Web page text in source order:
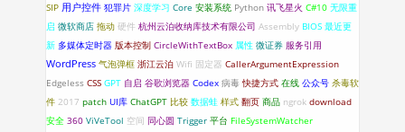
SIP 用户控件 犯罪片 深度学习 Core 安装系统 Python 讯飞星火 C#10 无限重
启 微软商店 拖动 硬件 杭州云泊收纳库技术有限公司 Assembly BIOS 最近更
新 多媒体定时器 版本控制 CircleWithTextBox 属性 微证券 服务引用
WordPress 气泡弹框 浙江云泊 Wifi 固定器 CallerArgumentExpression
Edgeless CSS GPT 自启 谷歌浏览器 Codex 病毒 快捷方式 在线 公众号 杀毒软
件 2017 patch UI库 ChatGPT 比较 数据蛙 样式 翻页 商品 ngrok download
安全 360 ViVeTool 空间 同心圆 Trigger 平台 FileSystemWatcher